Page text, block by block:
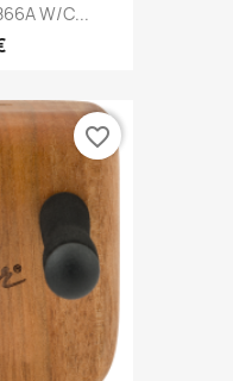
W/C...
favorite_border